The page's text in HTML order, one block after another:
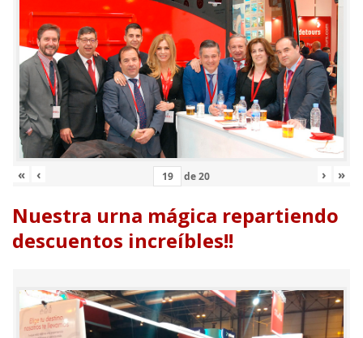
« ‹ de20 › »
Nuestra urna mágica repartiendo
descuentos increíbles!!